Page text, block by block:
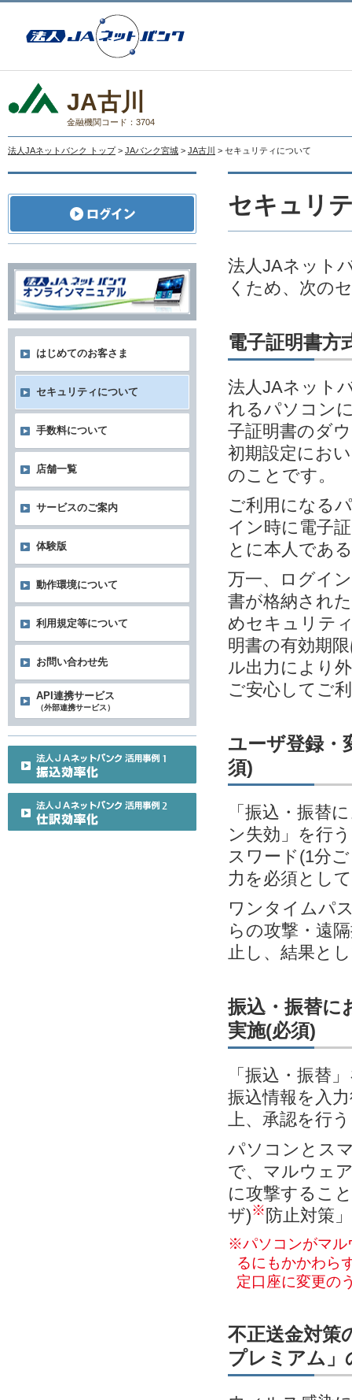
JA古川
金融機関コード：3704
法人JAネットバンク トップ > JAバンク宮城 > JA古川 > セキュリティについて
セキュリ
法人JAネット
くため、次の
電子証明書方
法人JAネット
れるパソコン
子証明書のダ
初期設定にお
のことです。
ご利用になる
イン時に電子
とに本人であ
万一、ログイ
書が格納され
めセキュリテ
明書の有効期
ル出力により
ご安心してご
ユーザ登録・
須)
「振込・振替
ン失効」を行
スワード(1分
力を必須とし
ワンタイムパ
らの攻撃・遠
止し、結果と
振込・振替に
実施(必須)
「振込・振替
振込情報を入
上、承認を行
パソコンとス
で、マルウェ
に攻撃するこ
ザ)※ 防止対策
※パソコンがマル
るにもかかわら
定口座に変更の
不正送金対策
プレミアム」
はじめてのお客さま
セキュリティについて
手数料について
店舗一覧
サービスのご案内
体験版
動作環境について
利用規定等について
お問い合わせ先
API連携サービス
（外部連携サービス）